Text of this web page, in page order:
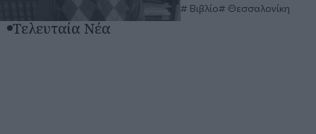
Βιβλίο Θεσσαλονίκη
Τελευταία Νέα